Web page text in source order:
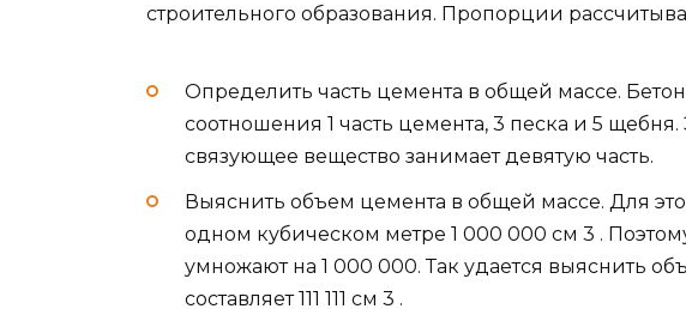
строительного образования. Пропорции
Определить часть цемента в общей массе.
соотношения 1 часть цемента, 3 песка и 5 щебня.
связующее вещество занимает девятую часть.
Выяснить объем цемента в общей массе. Для этого
одном кубическом метре 1 000 000 см 3 .
умножают на 1 000 000. Так удается выяснить
составляет 111 111 см 3 .